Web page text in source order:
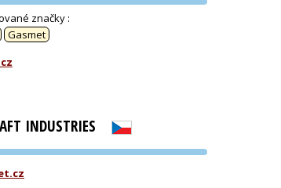
PVA EXPO
značky :
Gasmet
INDUSTRIES
PVA EXPO